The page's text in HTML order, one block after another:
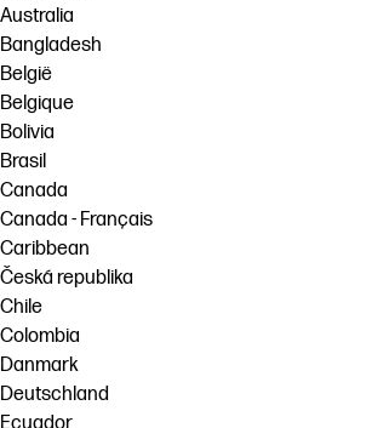
Australia
Bangladesh
België
Belgique
Bolivia
Brasil
Canada
Canada - Français
Caribbean
Česká republika
Chile
Colombia
Danmark
Deutschland